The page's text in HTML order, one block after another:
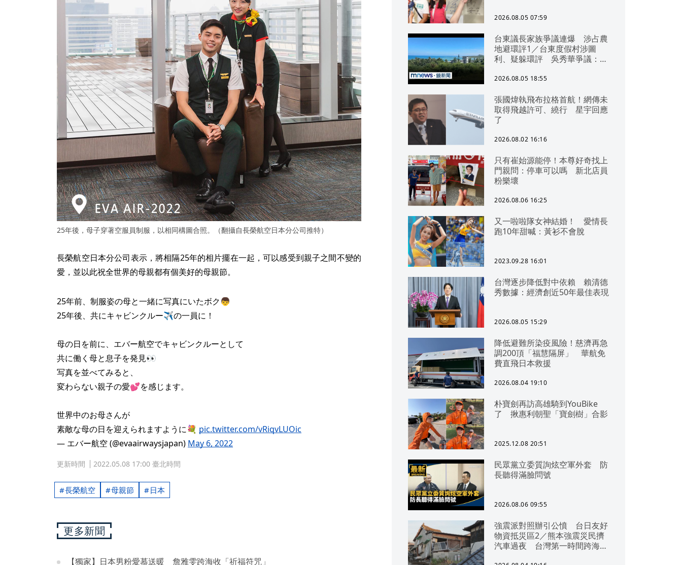
25年後，母子穿著空服員制服，以相同構圖合照。（翻攝自長榮航空日本分公司推特）
長榮航空日本分公司表示，將相隔25年的相片擺在一起，可以感受到親子之間不變的
愛，並以此祝全世界的母親都有個美好的母親節。
25年前、制服姿の母と一緒に写真にいたボク👦
25年後、共にキャビンクルー✈の一員に！
母の日を前に、エバー航空でキャビンクルーとして
共に働く母と息子を発見👀
写真を並べてみると、
変わらない親子の愛💕を感じます。
世界中のお母さんが
素敵な母の日を迎えられますように💐 pic.twitter.com/vRiqvLUOic
— エバー航空 (@evaairwaysjapan) May 6, 2022
更新時間 2022.05.08 17:00 臺北時間
長榮航空 母親節 日本
更多新聞
【獨家】日本男粉愛慕送暖 詹雅雯跨海收「祈福符咒」
2026.08.05 07:59
台東議長家族爭議連爆 涉占農
地避環評1／台東度假村涉圖
利、疑躲環評 吳秀華爭議：概
2026.08.05 18:55
張國煒執飛布拉格首航！網傳未
取得飛越許可、繞行 星宇回應
了
2026.08.02 16:16
只有崔始源能停！本尊好奇找上
門親問：停車可以嗎 新北店員
粉樂壞
2026.08.06 16:25
又一啦啦隊女神結婚！ 愛情長
跑10年甜喊：黃衫不會脫
2023.09.28 16:01
台灣逐步降低對中依賴 賴清德
秀數據：經濟創近50年最佳表現
2026.08.05 15:29
降低避難所染疫風險！慈濟再急
調200頂「福慧隔屏」 華航免
費直飛日本救援
2026.08.04 19:10
朴寶劍再訪高雄騎到YouBike
了 揪惠利朝聖「寶劍樹」合影
2025.12.08 20:51
民眾黨立委質詢炫空軍外套 防
長聽得滿臉問號
2026.08.06 09:55
強震派對照辦引公憤 台日友好
物資抵災區2／熊本強震災民擠
汽車過夜 台灣第一時間跨海急